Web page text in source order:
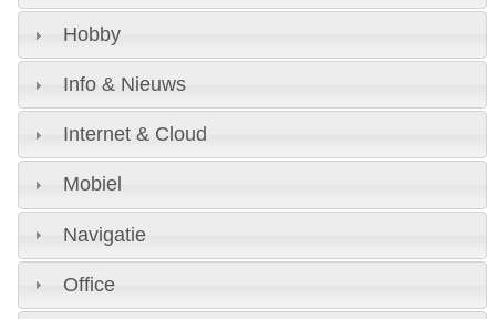
Hobby
Info & Nieuws
Internet & Cloud
Mobiel
Navigatie
Office